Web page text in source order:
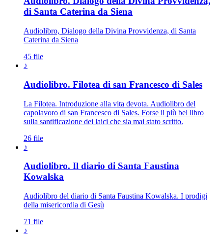
di Santa Caterina da Siena
Audiolibro, Dialogo della Divina Provvidenza, di Santa
Caterina da Siena
45 file
♪
Audiolibro. Filotea di san Francesco di Sales
La Filotea. Introduzione alla vita devota. Audiolibro del
capolavoro di san Francesco di Sales. Forse il più bel libro
sulla santificazione dei laici che sia mai stato scritto.
26 file
♪
Audiolibro. Il diario di Santa Faustina
Kowalska
Audiolibro del diario di Santa Faustina Kowalska. I prodigi
della misericordia di Gesù
71 file
♪